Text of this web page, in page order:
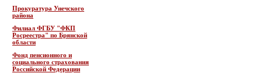
Прокуратура Унечского
района
Филиал ФГБУ "ФКП
Росреестра" по Брянской
области
Фонд пенсионного и
социального страхования
Российской Федерации